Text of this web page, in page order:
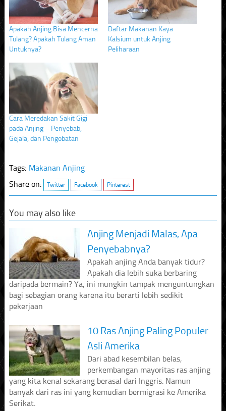
Apakah Anjing Bisa Mencerna
Tulang? Apakah Tulang Aman
Untuknya?
Daftar Makanan Kaya
Kalsium untuk Anjing
Peliharaan
Cara Meredakan Sakit Gigi
pada Anjing – Penyebab,
Gejala, dan Pengobatan
Tags: Makanan Anjing
Share on:
Twitter Facebook Pinterest
You may also like
Anjing Menjadi Malas, Apa
Penyebabnya?
Apakah anjing Anda banyak tidur?
Apakah dia lebih suka berbaring
daripada bermain? Ya, ini mungkin tampak menguntungkan
bagi sebagian orang karena itu berarti lebih sedikit
pekerjaan
10 Ras Anjing Paling Populer
Asli Amerika
Dari abad kesembilan belas,
perkembangan mayoritas ras anjing
yang kita kenal sekarang berasal dari Inggris. Namun
banyak dari ras ini yang kemudian bermigrasi ke Amerika
Serikat.